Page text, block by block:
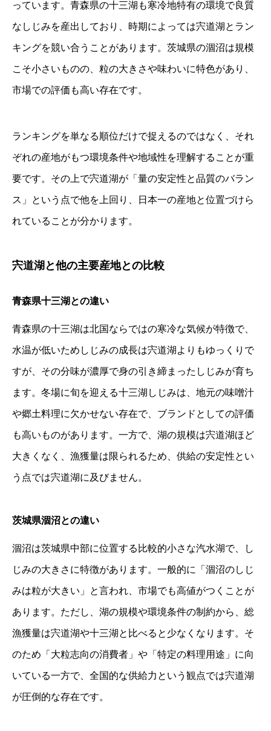
っています。青森県の十三湖も寒冷地特有の環境で良質
なしじみを産出しており、時期によっては宍道湖とラン
キングを競い合うことがあります。茨城県の涸沼は規模
こそ小さいものの、粒の大きさや味わいに特色があり、
市場での評価も高い存在です。
ランキングを単なる順位だけで捉えるのではなく、それ
ぞれの産地がもつ環境条件や地域性を理解することが重
要です。その上で宍道湖が「量の安定性と品質のバラン
ス」という点で他を上回り、日本一の産地と位置づけら
れていることが分かります。
宍道湖と他の主要産地との比較
青森県十三湖との違い
青森県の十三湖は北国ならではの寒冷な気候が特徴で、
水温が低いためしじみの成長は宍道湖よりもゆっくりで
すが、その分味が濃厚で身の引き締まったしじみが育ち
ます。冬場に旬を迎える十三湖しじみは、地元の味噌汁
や郷土料理に欠かせない存在で、ブランドとしての評価
も高いものがあります。一方で、湖の規模は宍道湖ほど
大きくなく、漁獲量は限られるため、供給の安定性とい
う点では宍道湖に及びません。
茨城県涸沼との違い
涸沼は茨城県中部に位置する比較的小さな汽水湖で、し
じみの大きさに特徴があります。一般的に「涸沼のしじ
みは粒が大きい」と言われ、市場でも高値がつくことが
あります。ただし、湖の規模や環境条件の制約から、総
漁獲量は宍道湖や十三湖と比べると少なくなります。そ
のため「大粒志向の消費者」や「特定の料理用途」に向
いている一方で、全国的な供給力という観点では宍道湖
が圧倒的な存在です。
宍道湖の水質と生態系
四季によるしじみの育ち方
宍道湖しじみ漁師の暮らしと資源管理の取り組み
漁師の年収や生活の実態
宍道湖しじみの価値と今後の展望
持続可能な漁業に向けた課題と未来
コクヨーのしじみで宍道湖の味を自宅でも